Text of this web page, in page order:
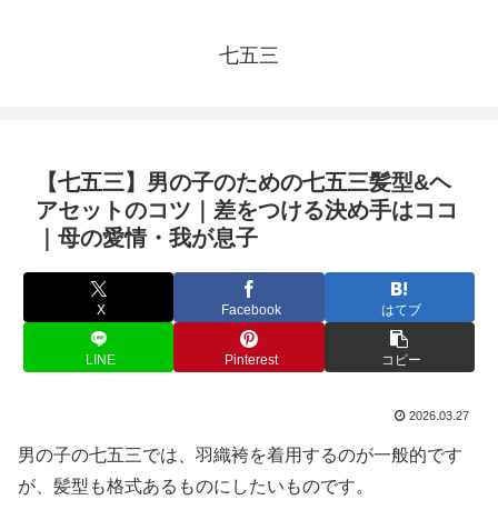
七五三
【七五三】男の子のための七五三髪型&ヘ
アセットのコツ｜差をつける決め手はココ
｜母の愛情・我が息子
X Facebook はてブ
LINE Pinterest コピー
2026.03.27
男の子の七五三では、羽織袴を着用するのが一般的です
が、髪型も格式あるものにしたいものです。